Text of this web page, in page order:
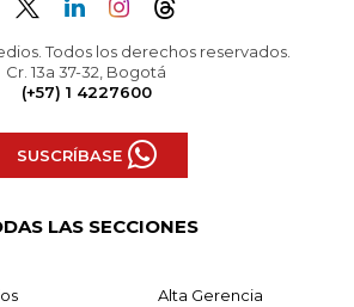
Todos los derechos reservados.
Cr. 13a 37-32, Bogotá
(+57) 1 4227600
SUSCRÍBASE
LAS SECCIONES
Alta Gerencia